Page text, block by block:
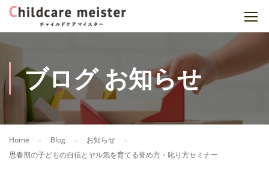
ブログ お知らせ
Home Blog
お知らせ
思春期の子どもの自信とヤル気を育てる誉め方・叱り方セミナー